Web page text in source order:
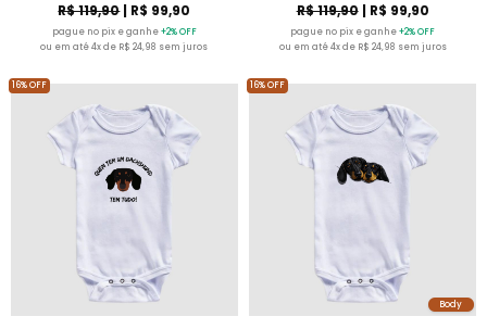
R$ 119,90| R$ 99,90
pague no pix e ganhe+2% OFF
ou em até 4x de R$ 24,98 sem juros
R$ 119,90| R$ 99,90
pague no pix e ganhe+2% OFF
ou em até 4x de R$ 24,98 sem juros
16% OFF
Body
16% OFF